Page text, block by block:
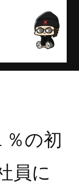
％の初
員に